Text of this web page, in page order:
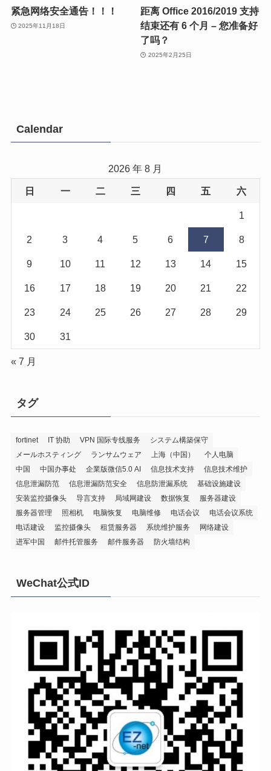
紧急网络安全通告！！！
2025年11月18日
距离 Office 2016/2019 支持
结束还有 6 个月 – 您准备好
了吗？
2025年2月25日
Calendar
2026 年 8 月
日 一 二 三 四 五 六
1
2 3 4 5 6 7 8
9 10 11 12 13 14 15
16 17 18 19 20 21 22
23 24 25 26 27 28 29
30 31
« 7 月
タグ
fortinet IT 协助 VPN 国际专线服务
システム構築保守
メールホスティング
ランサムウェア 上海（中国）
个人电脑
中国
中国办事处 企業版微信5.0 AI 信息技术支持
信息技术维护
信息泄漏防范
信息泄漏防范安全 信息防泄漏系统
基础设施建设
安装监控摄像头
导言支持 局域网建设 数据恢复
服务器建设
服务器管理
照相机 电脑恢复 电脑维修 电话会议
电话会议系统
电话建设
监控摄像头 租赁服务器 系统维护服务
网络建设
进军中国
邮件托管服务 邮件服务器 防火墙结构
WeChat公式ID